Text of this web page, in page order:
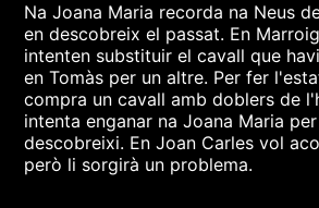
Na Joana Maria recorda na Neus
en descobreix el passat. En
intenten substituir el cavall que
en Tomàs per un altre. Per fer
compra un cavall amb doblers de
intenta enganar na Joana Maria
descobreixi. En Joan Carles vol
però li sorgirà un problema.